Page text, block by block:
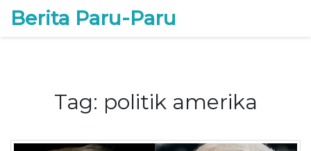
Berita Paru-Paru
Tag: politik amerika